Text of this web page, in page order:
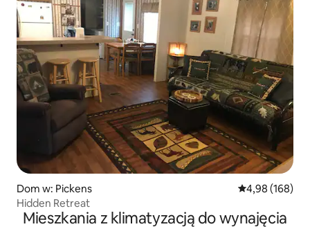
Dom w: Pickens Średnia
4,98 (168)
Hidden Retreat
Mieszkania z klimatyzacją do wynajęcia